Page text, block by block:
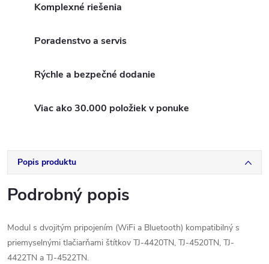
Komplexné riešenia
Poradenstvo a servis
Rýchle a bezpečné dodanie
Viac ako 30.000 položiek v ponuke
Popis produktu
Podrobný popis
Modul s dvojitým pripojením (WiFi a Bluetooth) kompatibilný s
priemyselnými tlačiarňami štítkov TJ-4420TN, TJ-4520TN, TJ-
4422TN a TJ-4522TN.